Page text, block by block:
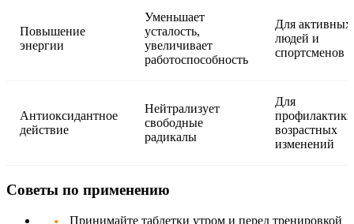
Повышение
энергии
Уменьшает
усталость,
увеличивает
работоспособность
Для активных
людей и
спортсменов
Антиоксидантное
действие
Нейтрализует
свободные
радикалы
Для
профилактики
возрастных
изменений
Советы по применению
Принимайте таблетки утром и перед тренировкой